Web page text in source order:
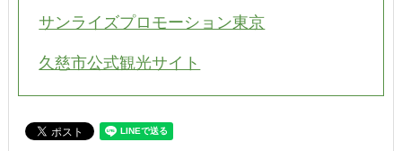
サンライズプロモーション東京
久慈市公式観光サイト